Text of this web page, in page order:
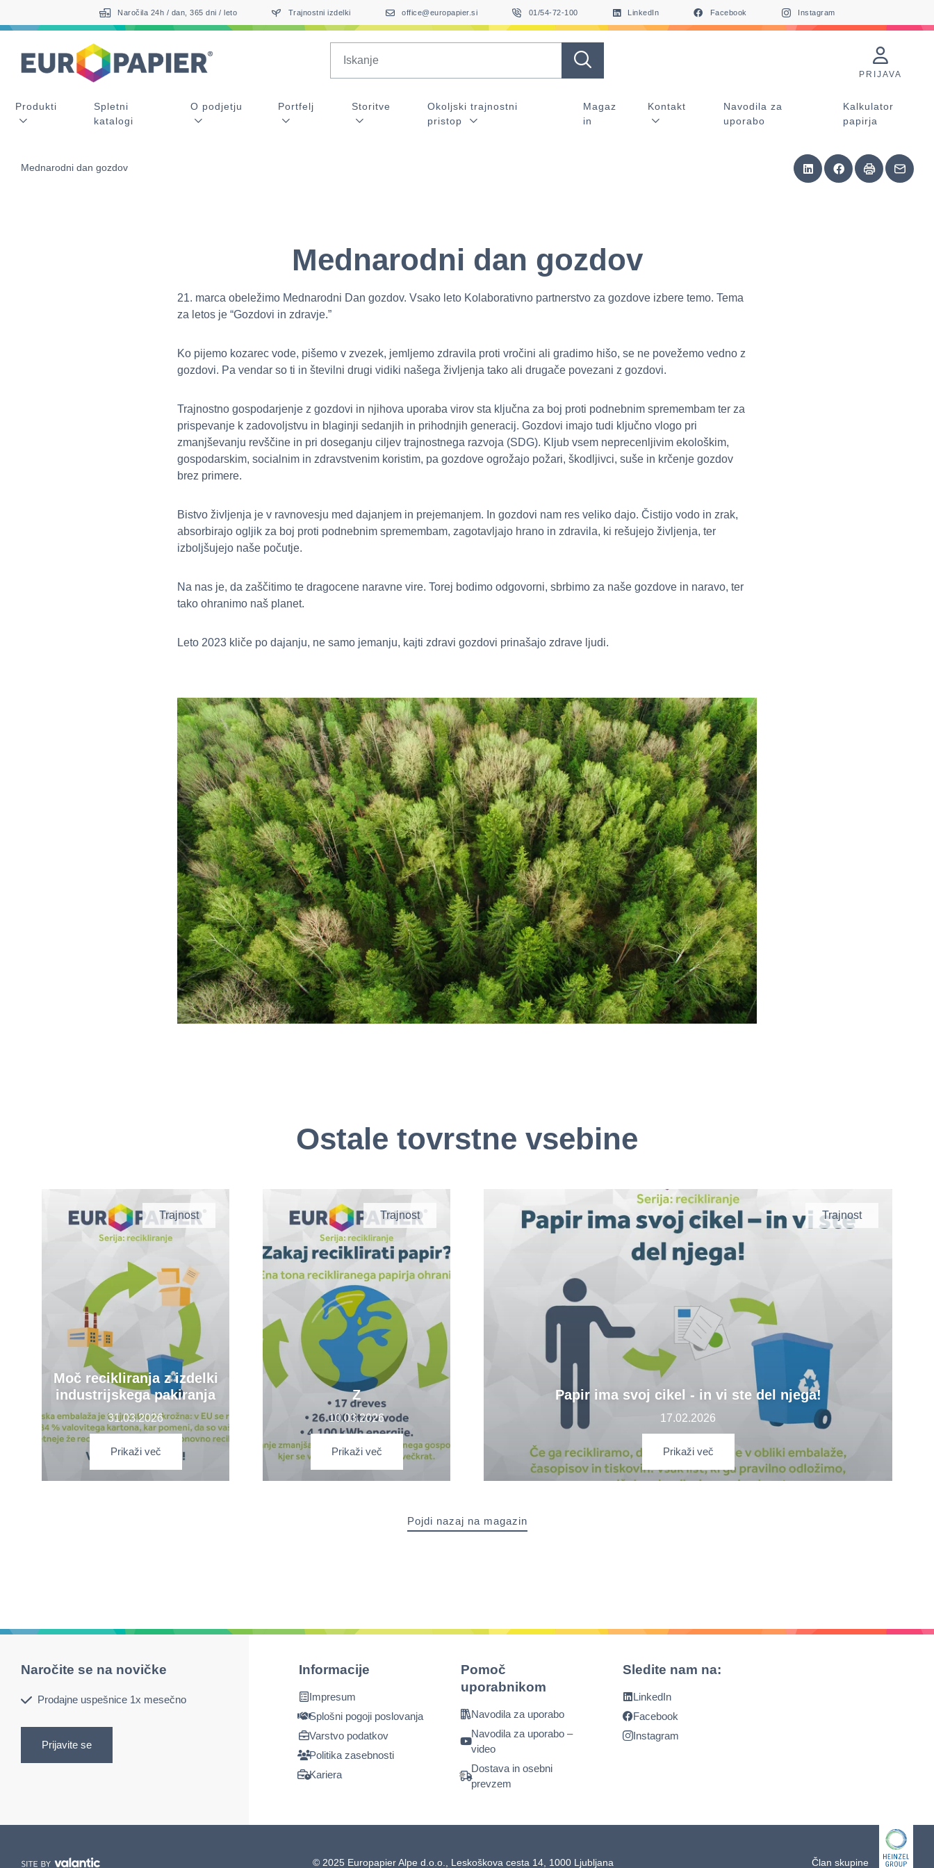
sr.skip-to.main-content
sr.skip-to.table-of-contents
sr.skip-to.main-navigation
Mednarodni dan gozdov
Ostale tovrstne vsebine Naročila 24h / dan, 365 dni / leto Trajnostni izdelki office@europapier.si 01/54-72-100 LinkedIn Facebook Instagram
PRIJAVA
Produkti
Spletni
katalogi
O podjetju Portfelj Storitve
Okoljski trajnostni
pristop
Magaz
in
Kontakt
Navodila za
uporabo
Kalkulator
papirja
Mednarodni dan gozdov
Mednarodni dan gozdov
21. marca obeležimo Mednarodni Dan gozdov. Vsako leto Kolaborativno partnerstvo za gozdove izbere temo. Tema
za letos je “Gozdovi in zdravje.”
Ko pijemo kozarec vode, pišemo v zvezek, jemljemo zdravila proti vročini ali gradimo hišo, se ne povežemo vedno z
gozdovi. Pa vendar so ti in številni drugi vidiki našega življenja tako ali drugače povezani z gozdovi.
Trajnostno gospodarjenje z gozdovi in njihova uporaba virov sta ključna za boj proti podnebnim spremembam ter za
prispevanje k zadovoljstvu in blaginji sedanjih in prihodnjih generacij. Gozdovi imajo tudi ključno vlogo pri
zmanjševanju revščine in pri doseganju ciljev trajnostnega razvoja (SDG). Kljub vsem neprecenljivim ekološkim,
gospodarskim, socialnim in zdravstvenim koristim, pa gozdove ogrožajo požari, škodljivci, suše in krčenje gozdov
brez primere.
Bistvo življenja je v ravnovesju med dajanjem in prejemanjem. In gozdovi nam res veliko dajo. Čistijo vodo in zrak,
absorbirajo ogljik za boj proti podnebnim spremembam, zagotavljajo hrano in zdravila, ki rešujejo življenja, ter
izboljšujejo naše počutje.
Na nas je, da zaščitimo te dragocene naravne vire. Torej bodimo odgovorni, sbrbimo za naše gozdove in naravo, ter
tako ohranimo naš planet.
Leto 2023 kliče po dajanju, ne samo jemanju, kajti zdravi gozdovi prinašajo zdrave ljudi.
Ostale tovrstne vsebine
Trajnost
Moč recikliranja z izdelki
industrijskega pakiranja
31.03.2026
Prikaži več
Trajnost
Z
10.03.2026
Prikaži več
Trajnost
Papir ima svoj cikel - in vi ste del njega!
17.02.2026
Prikaži več
Pojdi nazaj na magazin
Naročite se na novičke
Prodajne uspešnice 1x mesečno
Prijavite se
Informacije
Impresum
Splošni pogoji poslovanja
Varstvo podatkov
Politika zasebnosti
Kariera
Pomoč
uporabnikom
Navodila za uporabo
Navodila za uporabo –
video
Dostava in osebni
prevzem
Sledite nam na:
LinkedIn
Facebook
Instagram
© 2025 Europapier Alpe d.o.o., Leskoškova cesta 14, 1000 Ljubljana Član skupine